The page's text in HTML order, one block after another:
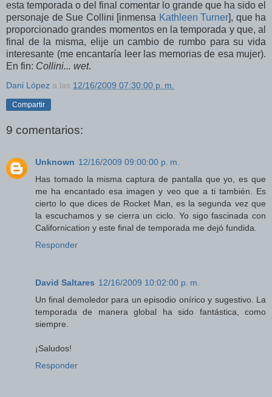
esta temporada o del final comentar lo grande que ha sido el
personaje de Sue Collini [inmensa Kathleen Turner], que ha
proporcionado grandes momentos en la temporada y que, al
final de la misma, elije un cambio de rumbo para su vida
interesante (me encantaría leer las memorias de esa mujer).
En fin: Collini... wet.
Dani López a las 12/16/2009 07:30:00 p. m.
Compartir
9 comentarios:
Unknown 12/16/2009 09:00:00 p. m.
Has tomado la misma captura de pantalla que yo, es que
me ha encantado esa imagen y veo que a ti también. Es
cierto lo que dices de Rocket Man, es la segunda vez que
la escuchamos y se cierra un ciclo. Yo sigo fascinada con
Californication y este final de temporada me dejó fundida.
Responder
David Saltares 12/16/2009 10:02:00 p. m.
Un final demoledor para un episodio onírico y sugestivo. La
temporada de manera global ha sido fantástica, como
siempre.
¡Saludos!
Responder